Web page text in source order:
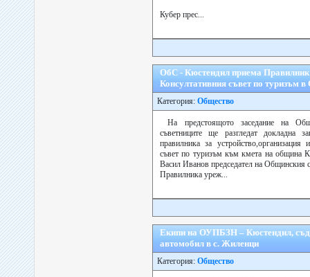
Кубер прес...
ОбС - Кюстендил приема Правилник
Консултативния съвет по туризъм
Категория: Общество
На предстоящото заседание на
съветниците ще разгледат докладна
правилника за устройство,организация
съвет по туризъм към кмета на община
Васил Иванов председател на Общинския
Правилника уреж...
Екипи на ОУПБЗН – Кюстендил,
автомобил в с. Жиленци
Категория: Общество